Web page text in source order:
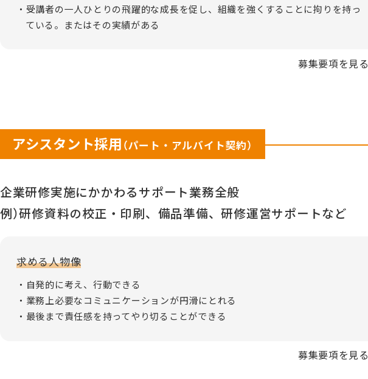
受講者の一人ひとりの飛躍的な成長を促し、組織を強くすることに拘りを持っ
ている。またはその実績がある
募集要項を見る
アシスタント採用 （パート・アルバイト契約）
企業研修実施にかかわるサポート業務全般
例）研修資料の校正・印刷、備品準備、研修運営サポートなど
求める人物像
自発的に考え、行動できる
業務上必要なコミュニケーションが円滑にとれる
最後まで責任感を持ってやり切ることができる
募集要項を見る